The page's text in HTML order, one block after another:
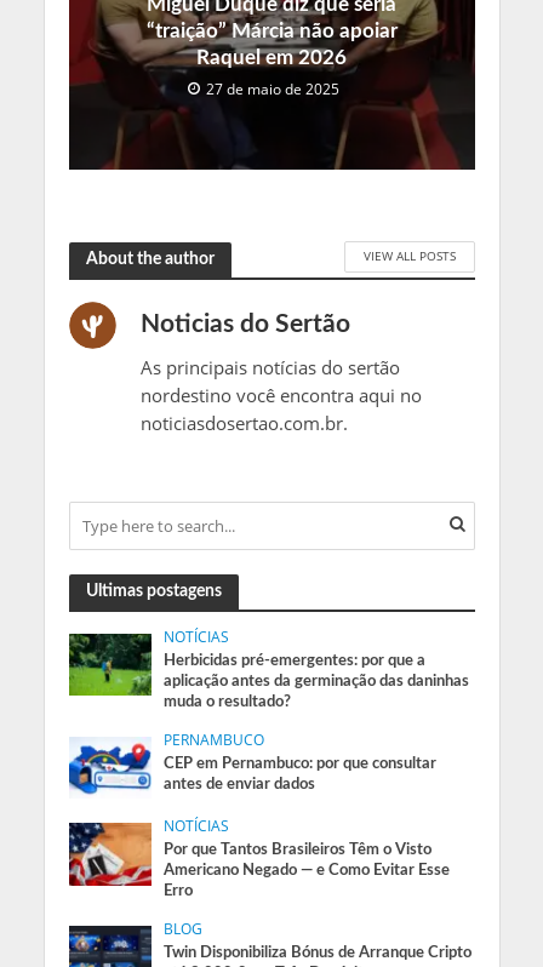
Miguel Duque diz que seria
“traição” Márcia não apoiar
Raquel em 2026
27 de maio de 2025
About the author VIEW ALL POSTS
Noticias do Sertão
As principais notícias do sertão
nordestino você encontra aqui no
noticiasdosertao.com.br.
Ultimas postagens
NOTÍCIAS
Herbicidas pré-emergentes: por que a
aplicação antes da germinação das daninhas
muda o resultado?
PERNAMBUCO
CEP em Pernambuco: por que consultar
antes de enviar dados
NOTÍCIAS
Por que Tantos Brasileiros Têm o Visto
Americano Negado — e Como Evitar Esse
Erro
BLOG
Twin Disponibiliza Bónus de Arranque Cripto